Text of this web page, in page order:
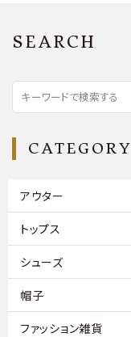
SEARCH
CATEGORY
アウター
トップス
シューズ
帽子
ファッション雑貨